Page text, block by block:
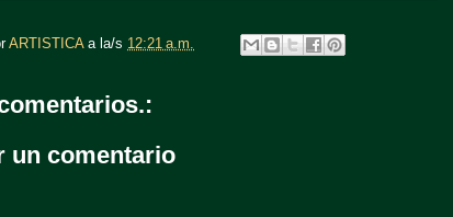
ARTISTICA a la/s 12:21 a.m.
un comentario